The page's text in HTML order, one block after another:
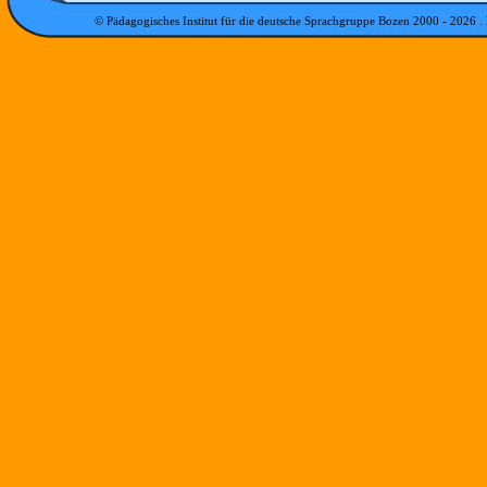
© Pädagogisches Institut für die deutsche Sprachgruppe Bozen 2000 - 2026